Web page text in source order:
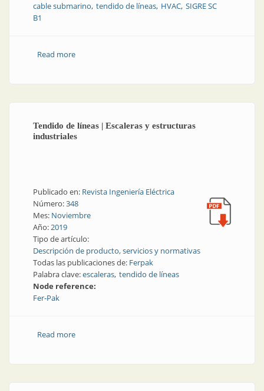
cable submarino tendido de líneas HVAC SIGRE SC
B1
Read moreabout Cables submarinos: ¡hay energía bajo el agua!
Tendido de líneas | Escaleras y estructuras
industriales
Publicado en: Revista Ingeniería Eléctrica
Número:348
Mes: Noviembre
Año:2019
Tipo de artículo:
Descripción de producto, servicios y normativas
Todas las publicaciones de: Ferpak
Palabra clave:escaleras tendido de líneas
Node reference:
Fer-Pak
Read moreabout Tendido de líneas | Escaleras y estructuras